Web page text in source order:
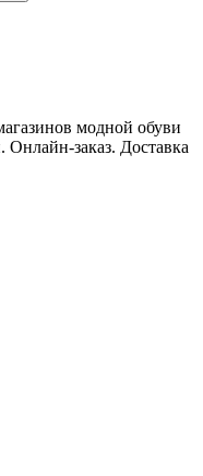
модной обуви
заказ. Доставка